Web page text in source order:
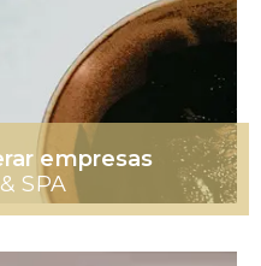
empresas
SPA